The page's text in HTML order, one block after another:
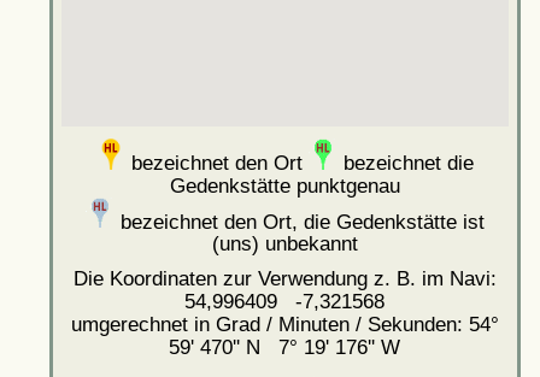
bezeichnet den Ort
bezeichnet die
Gedenkstätte punktgenau
bezeichnet den Ort, die Gedenkstätte ist
(uns) unbekannt
Die Koordinaten zur Verwendung z. B. im Navi:
54,996409 -7,321568
umgerechnet in Grad / Minuten / Sekunden: 54°
59' 470'' N 7° 19' 176'' W